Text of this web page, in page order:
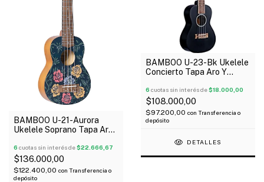
BAMBOO U-21-Aurora
Ukelele Soprano Tapa Aro
6 cuotas sin interés de$22.666,67
$136.000,00
$122.400,00 con Transferencia o
depósito
BAMBOO U-23-Bk Ukelele
Concierto Tapa Aro Y
6 cuotas sin interés de$18.000,00
$108.000,00
$97.200,00 con Transferencia o
depósito
DETALLES